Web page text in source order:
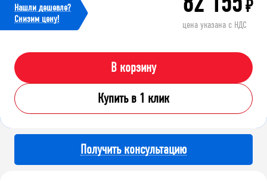
Нашли дешевле?
Cнизим цену!
₽
цена указана с НДС
В корзину
Купить в 1 клик
Получить консультацию